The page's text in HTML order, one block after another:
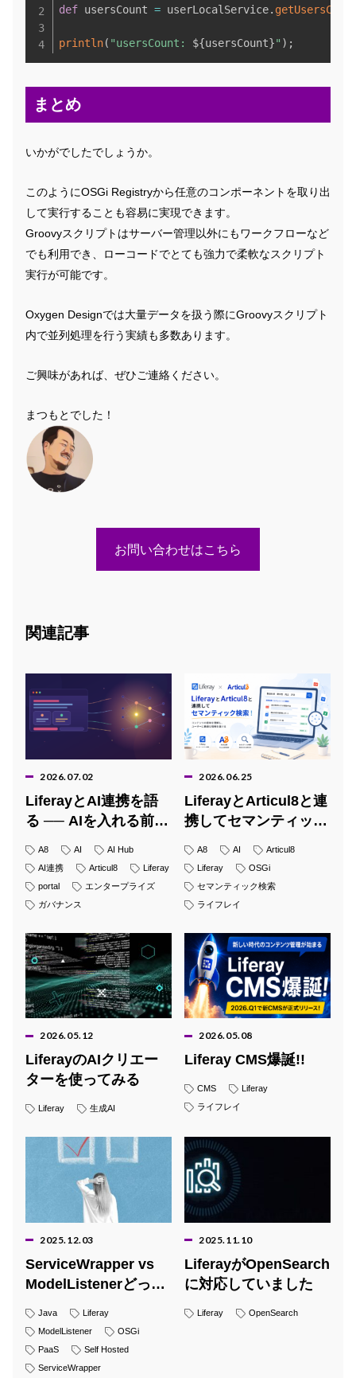
def usersCount = userLocalService.
println( "usersCount: ${usersCount}" ) ;
まとめ
いかがでしたでしょうか。
このようにOSGi Registryから任意のコンポーネントを取り出
して実行することも容易に実現できます。
Groovyスクリプトはサーバー管理以外にもワークフローなど
でも利用でき、ローコードでとても強力で柔軟なスクリプト
実行が可能です。
Oxygen Designでは大量データを扱う際にGroovyスクリプト
内で並列処理を行う実績も多数あります。
ご興味があれば、ぜひご連絡ください。
まつもとでした！
お問い合わせはこちら
関連記事
2026.07.02
LiferayとAI連携を語
る ── AIを入れる前
決める
A8 AI
AI Hub
AI連携
Articul8
Liferay
portal
エンタープライズ
ガバナンス
2026.06.25
LiferayとArticul8と連
携してセマンティック
A8 AI
Articul8
Liferay
OSGi
セマンティック検索
ライフレイ
2026.05.12
LiferayのAIクリエー
ターを使ってみる
Liferay 生成AI
2026.05.08
Liferay CMS爆誕!!
CMS
Liferay
ライフレイ
2025.12.03
ServiceWrapper vs
ModelListenerどっち
Java
Liferay
ModelListener
OSGi
PaaS
Self Hosted
ServiceWrapper
2025.11.10
LiferayがOpenSearch
に対応していました
Liferay OpenSearch